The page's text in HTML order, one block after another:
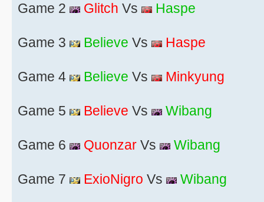
Game 2 Glitch Vs Haspe
Game 3 Believe Vs Haspe
Game 4 Believe Vs Minkyung
Game 5 Believe Vs Wibang
Game 6 Quonzar Vs Wibang
Game 7 ExioNigro Vs Wibang